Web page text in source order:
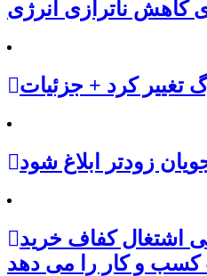
کاهش ناترازی انرژی
تغییر کرد + جزئیات
زودتر ابلاغ شود
تومانی اشتغال کفاف خرید
کسب و کار را می دهد